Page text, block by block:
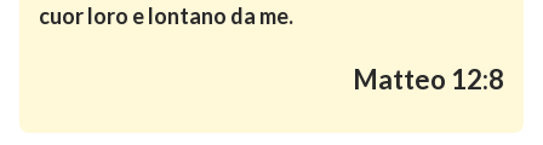
cuor loro e lontano da me.
Matteo 12:8